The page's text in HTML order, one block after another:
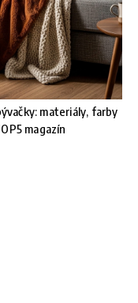
materiály, farby
magazín